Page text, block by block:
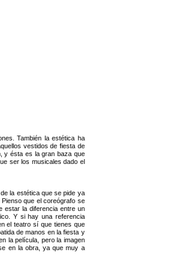
También la estética ha
vestidos de fiesta de
y ésta es la gran baza que
ser los musicales dado el
la estética que se pide ya
que el coreógrafo se
estar la diferencia entre un
Y si hay una referencia
el teatro sí que tienes que
de manos en la fiesta y
la película, pero la imagen
en la obra, ya que muy a